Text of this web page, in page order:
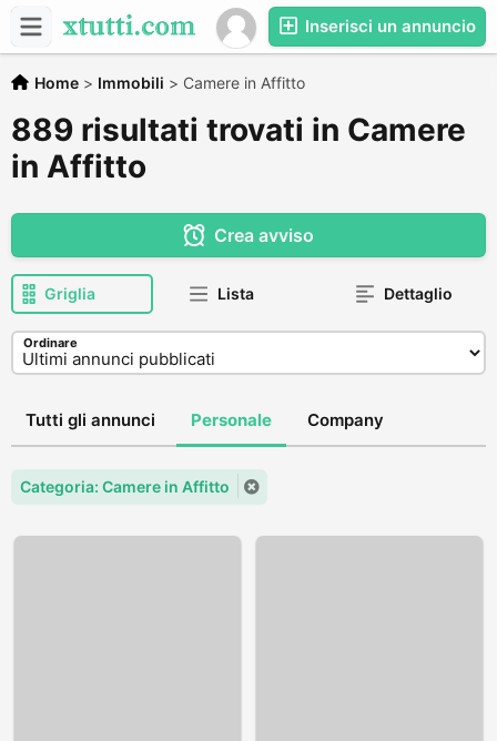
Inserisci un annuncio
Home > Immobili > Camere in Affitto
889 risultati trovati in Camere
in Affitto
Crea avviso
Griglia Lista Dettaglio
Ordinare
Tutti gli annunci Personale Company
Categoria: Camere in Affitto